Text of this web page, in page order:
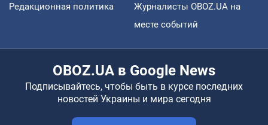
Редакционная политика
Журналисты OBOZ.UA на
месте событий
OBOZ.UA в Google News
Подписывайтесь, чтобы быть в курсе последних
новостей Украины и мира сегодня